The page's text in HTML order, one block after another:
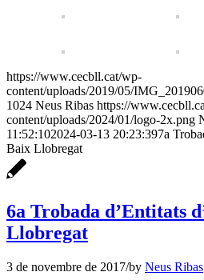
https://www.cecbll.cat/wp-
content/uploads/2019/05/
1024 Neus Ribas https://
content/uploads/2024/01/logo-2x.png
11:52:102024-03-13 20:23:397a
Baix Llobregat
6a Trobada d’Entitats
Llobregat
3 de novembre de 2017/by Neus Ribas